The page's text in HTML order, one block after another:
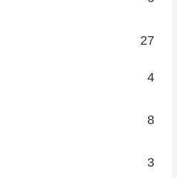
27
4
8
3